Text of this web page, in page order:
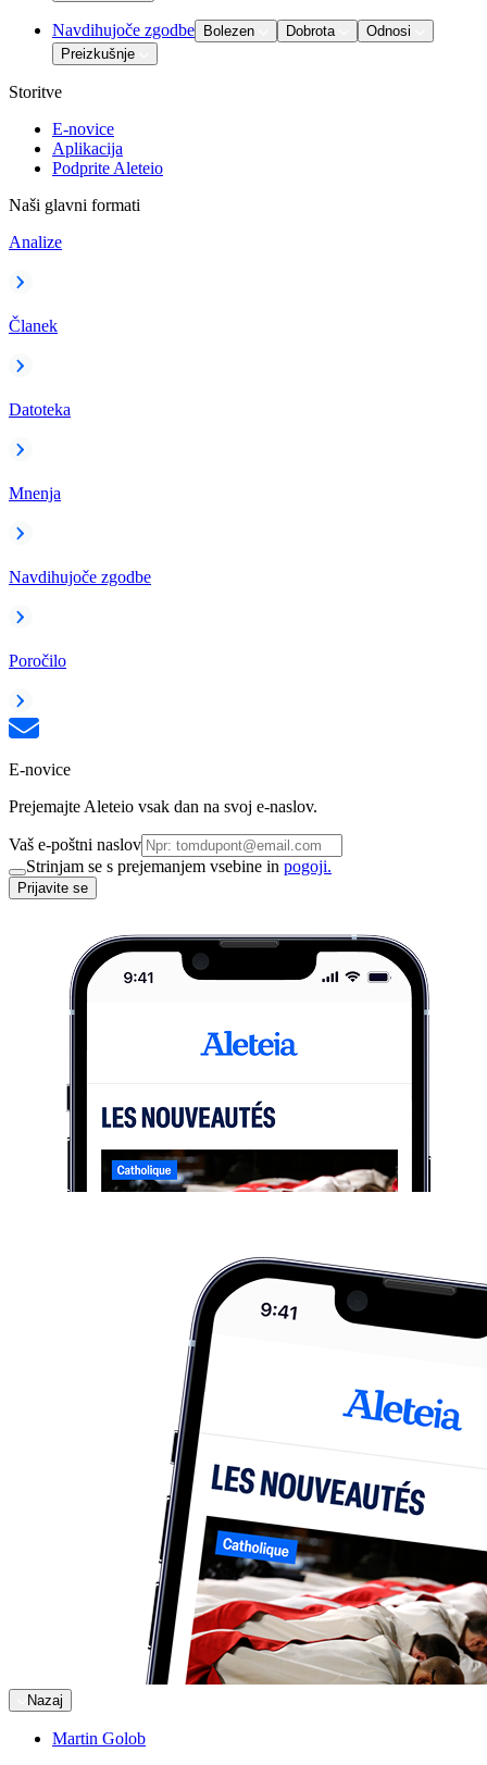
Navdihujoče zgodbe Bolezen Dobrota
Odnosi
Preizkušnje
Storitve
E-novice
Aplikacija
Podprite Aleteio
Naši glavni formati
Analize
Članek
Datoteka
Mnenja
Navdihujoče zgodbe
Poročilo
E-novice
Prejemajte Aleteio vsak dan na svoj e-naslov.
Vaš e-poštni naslov
Strinjam se s prejemanjem vsebine in pogoji.
Prijavite se
Nazaj
Martin Golob